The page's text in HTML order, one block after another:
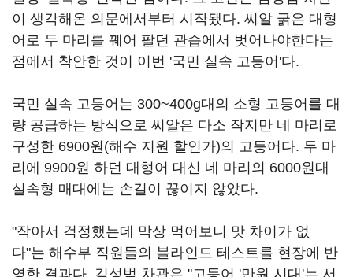
이 생각해온 의문에서부터 시작됐다. 씨알 굵은 대형
어로 두 마리를 꿰어 팔던 관습에서 벗어나야한다는
점에서 착안한 것이 이번 '국민 실속 고등어'다.
국민 실속 고등어는 300~400g대의 소형 고등어를 대
량 공급하는 방식으로 씨알은 다소 작지만 네 마리로
구성한 6900원(해수 지원 할인가)의 고등어다. 두 마
리에 9900원 하던 대형어 대신 네 마리의 6000원대
실속형 매대에는 손길이 끊이지 않았다.
"작아서 걱정했는데 막상 먹어보니 맛 차이가 없
다"는 해수부 직원들의 블라인드 테스트를 현장에 반
영한 결과다. 김성범 차관은 "고등어 '만원 시대'는 서